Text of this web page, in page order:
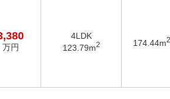
万円
4LDK
123.79m2 174.44m2